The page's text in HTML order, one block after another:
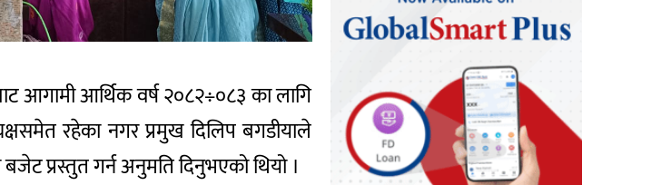
आगामी आर्थिक वर्ष २०८२÷०८३ का लागि
रहेका नगर प्रमुख दिलिप बगडीयाले
प्रस्तुत गर्न अनुमति दिनुभएको थियो ।